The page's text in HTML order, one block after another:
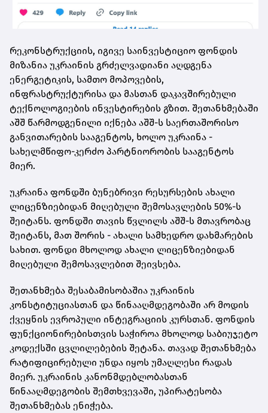
რეკონსტრუქციის, იგივე საინვესტიციო ფონდის
მიზანია უკრაინის გრძელვადიანი აღდგენა
ენერგეტიკის, სამთო მოპოვების,
ინფრასტრუქტურისა და მასთან დაკავშირებული
ტექნოლოგიების ინვესტირების გზით. შეთანხმებაში
აშშ წარმოდგენილი იქნება აშშ-ს საერთაშორისო
განვითარების სააგენტოს, ხოლო უკრაინა -
სახელმწიფო-კერძო პარტნიორობის სააგენტოს
მიერ.
უკრაინა ფონდში ბუნებრივი რესურსების ახალი
ლიცენზიებიდან მიღებული შემოსავლების 50%-ს
შეიტანს. ფონდში თავის წვლილს აშშ-ს მთავრობაც
შეიტანს, მათ შორის - ახალი სამხედრო დახმარების
სახით. ფონდი მხოლოდ ახალი ლიცენზიებიდან
მიღებული შემოსავლებით შეივსება.
შეთანხმება შესაბამისობაშია უკრაინის
კონსტიტუციასთან და წინააღმდეგობაში არ მოდის
ქვეყნის ევროპული ინტეგრაციის კურსთან. ფონდის
ფუნქციონირებისთვის საჭიროა მხოლოდ საბიუჯეტო
კოდექსში ცვლილებების შეტანა. თავად შეთანხმება
რატიფიცირებული უნდა იყოს უმაღლესი რადას
მიერ. უკრაინის კანონმდებლობასთან
წინააღმდეგობის შემთხვევაში, უპირატესობა
შეთანხმებას ენიჭება.